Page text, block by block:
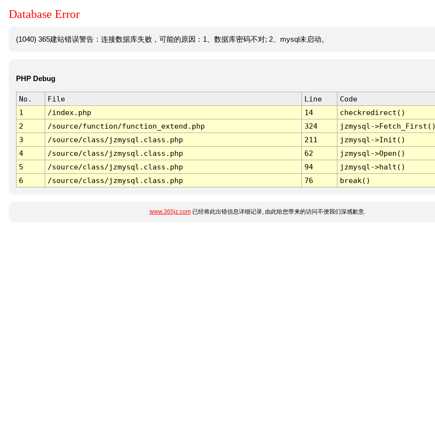
Database Error
(1040) 365建站错误警告：连接数据库失败，可能的原因：1、数据库密码不对; 2、mysql未启动。
PHP Debug
No. File Line
Code
1
/index.php 14
checkredirect()
2
/source/function/function_extend.php 324
jzmysql-
3
/source/class/jzmysql.class.php 211
jzmysql->Init()
4
/source/class/jzmysql.class.php 62
jzmysql->Open()
5
/source/class/jzmysql.class.php 94
jzmysql->halt()
6
/source/class/jzmysql.class.php 76 break()
www.365jz.com已经将此出错信息详细记录, 由此给您带来的访问不便我们深感歉意.